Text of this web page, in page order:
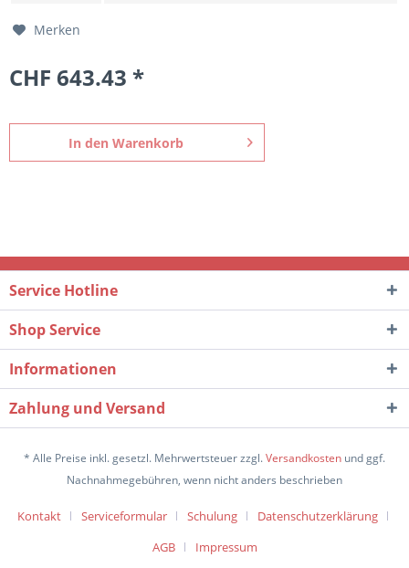
Merken
CHF 643.43 *
In den Warenkorb
Service Hotline
Shop Service
Informationen
Zahlung und Versand
* Alle Preise inkl. gesetzl. Mehrwertsteuer zzgl.Versandkosten und ggf.
Nachnahmegebühren, wenn nicht anders beschrieben
Kontakt Serviceformular Schulung
Datenschutzerklärung
AGB
Impressum